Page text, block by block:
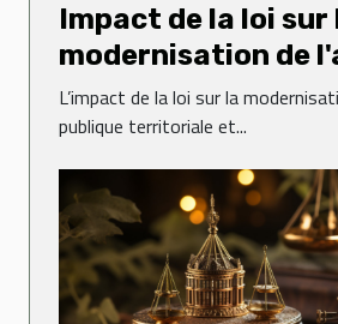
Impact de la loi sur
modernisation de
publique
d'affirmation des
sur le droit
L’impact de la loi sur la
publique territoriale et...